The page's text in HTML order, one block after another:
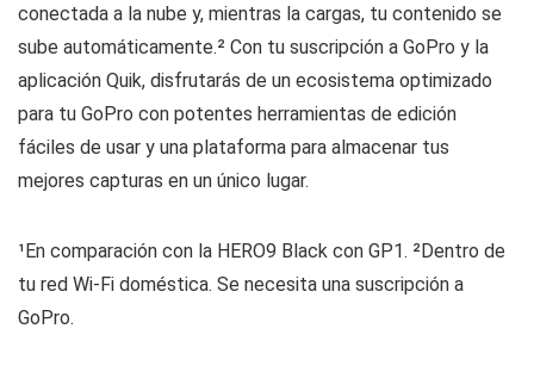
conectada a la nube y, mientras la cargas, tu contenido se
sube automáticamente.² Con tu suscripción a GoPro y la
aplicación Quik, disfrutarás de un ecosistema optimizado
para tu GoPro con potentes herramientas de edición
fáciles de usar y una plataforma para almacenar tus
mejores capturas en un único lugar.
¹ En comparación con la HERO9 Black con GP1. ² Dentro de
tu red Wi-Fi doméstica. Se necesita una suscripción a
GoPro.